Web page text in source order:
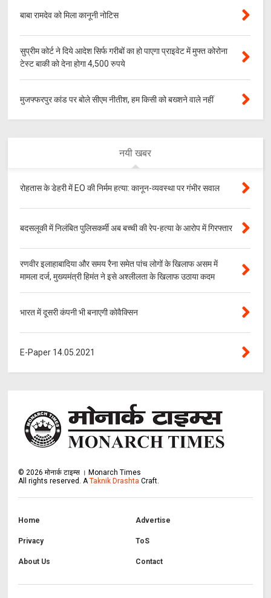
बाबा रामदेव को मिला कानूनी नोटिस
सुप्रीम कोर्ट ने दिये आदेश सिर्फ गरीबों का हो पाएगा प्राइवेट में मुफ्त कोरोना
टेस्ट बाकी को देना होगा 4,500 रुपये
मुजफ्फरपुर कांड पर बोले सीएम नीतीश, हम किसी को बख्शने वाले नहीं
नयी खबर
रोहतास के डेहरी में EO की निर्मम हत्या: कानून-व्यवस्था पर गंभीर सवाल
बदसलूकी में निलंबित पुलिसकर्मी अब बच्ची की रेप-हत्या के आरोप में गिरफ्तार
रणवीर इलाहाबादिया और समय रैना समेत पांच लोगों के खिलाफ असम में
मामला दर्ज, मुख्यमंत्री हिमंत ने इसे अश्लीलता के खिलाफ उठाया कदम
भारत में दूसरी कंपनी भी बनाएगी कोवैक्सिन
E-Paper 14.05.2021
©2026 मोनार्क टाइम्स । Monarch Times
All rights reserved. ATaknik Drashta Craft.
Home Advertise
Privacy ToS
About Us Contact